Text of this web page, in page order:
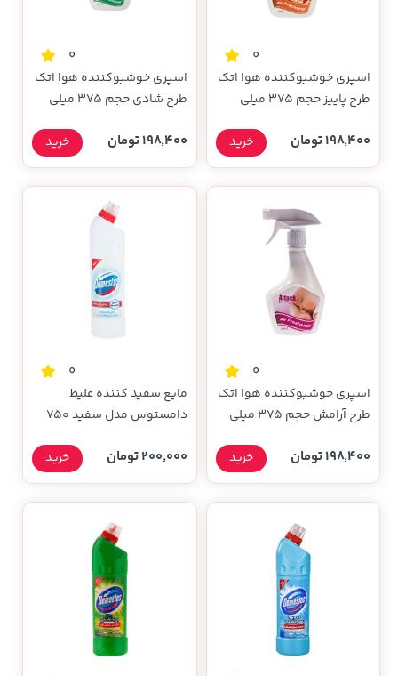
0
اسپری خوشبوکننده هوا اتک
طرح پاییز حجم 375 میلی
198,400 تومان خرید
0
اسپری خوشبوکننده هوا اتک
طرح شادی حجم 375 میلی
198,400 تومان خرید
0
اسپری خوشبوکننده هوا اتک
طرح آرامش حجم 375 میلی
198,400 تومان خرید
0
مایع سفید کننده غلیظ
دامستوس مدل سفید 750
200,000 تومان خرید